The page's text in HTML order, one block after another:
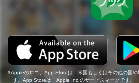
Appleのロゴ、App Storeは、米国もしくはその他の国
す。App Storeは、Apple Inc.のサービスマークです。